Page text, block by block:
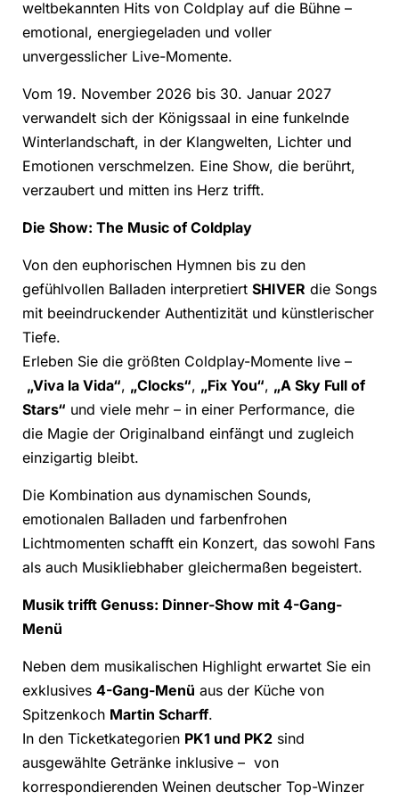
weltbekannten Hits von Coldplay auf die Bühne –
emotional, energiegeladen und voller
unvergesslicher Live-Momente.
Vom 19. November 2026 bis 30. Januar 2027
verwandelt sich der Königssaal in eine funkelnde
Winterlandschaft, in der Klangwelten, Lichter und
Emotionen verschmelzen. Eine Show, die berührt,
verzaubert und mitten ins Herz trifft.
Die Show: The Music of Coldplay
Von den euphorischen Hymnen bis zu den
gefühlvollen Balladen interpretiert SHIVER die Songs
mit beeindruckender Authentizität und künstlerischer
Tiefe.
Erleben Sie die größten Coldplay-Momente live –
„Viva la Vida“, „Clocks“, „Fix You“, „A Sky Full of
Stars“ und viele mehr – in einer Performance, die
die Magie der Originalband einfängt und zugleich
einzigartig bleibt.
Die Kombination aus dynamischen Sounds,
emotionalen Balladen und farbenfrohen
Lichtmomenten schafft ein Konzert, das sowohl Fans
als auch Musikliebhaber gleichermaßen begeistert.
Musik trifft Genuss: Dinner-Show mit 4-Gang-
Menü
Neben dem musikalischen Highlight erwartet Sie ein
exklusives 4-Gang-Menü aus der Küche von
Spitzenkoch Martin Scharff.
In den Ticketkategorien PK1 und PK2 sind
ausgewählte Getränke inklusive – von
korrespondierenden Weinen deutscher Top-Winzer